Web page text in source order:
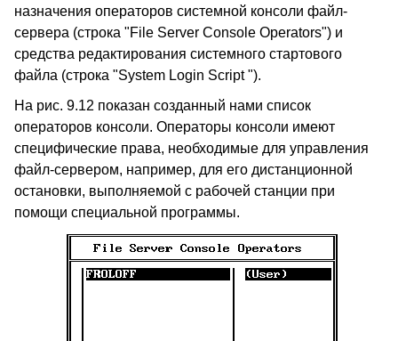
назначения операторов системной консоли файл-
сервера (строка "File Server Console Operators") и
средства редактирования системного стартового
файла (строка "System Login Script ").
На рис. 9.12 показан созданный нами список
операторов консоли. Операторы консоли имеют
специфические права, необходимые для управления
файл-сервером, например, для его дистанционной
остановки, выполняемой с рабочей станции при
помощи специальной программы.